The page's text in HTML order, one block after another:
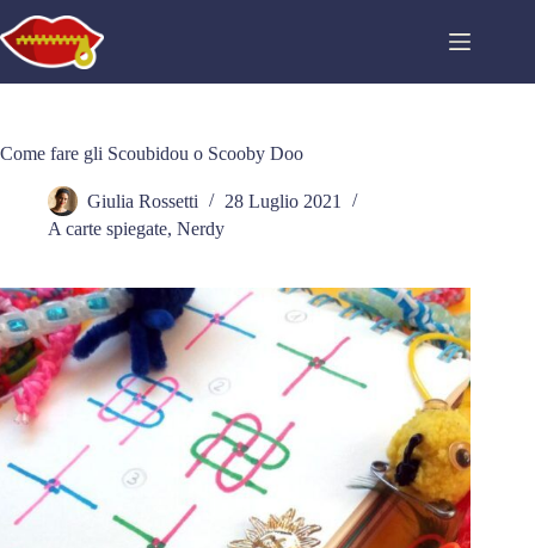
al
contenuto
Come fare gli Scoubidou o Scooby Doo
Giulia Rossetti
28 Luglio 2021
A carte spiegate, Nerdy